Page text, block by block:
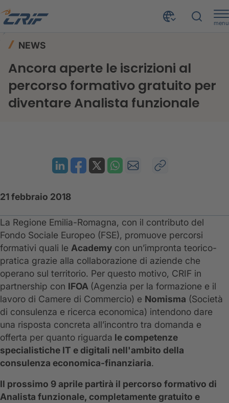
menu
NEWS
Ancora aperte le iscrizioni al
percorso formativo gratuito per
diventare Analista funzionale
21 febbraio 2018
La Regione Emilia-Romagna, con il contributo del
Fondo Sociale Europeo (FSE), promuove percorsi
formativi quali le Academy con un’impronta teorico-
pratica grazie alla collaborazione di aziende che
operano sul territorio. Per questo motivo, CRIF in
partnership con IFOA (Agenzia per la formazione e il
lavoro di Camere di Commercio) e Nomisma (Società
di consulenza e ricerca economica) intendono dare
una risposta concreta all’incontro tra domanda e
offerta per quanto riguarda le competenze
specialistiche IT e digitali nell'ambito della
consulenza economica-finanziaria.
Il prossimo 9 aprile partirà il percorso formativo di
Analista funzionale, completamente gratuito e